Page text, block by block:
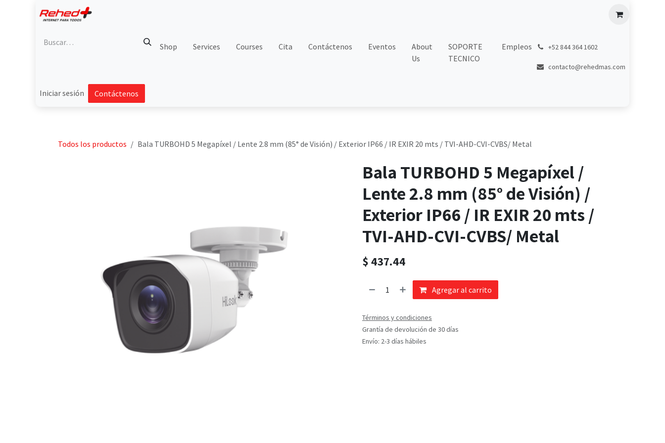
Shop Services Courses Cita Contáctenos Eventos
About
Us
SOPORTE
TECNICO
Empleos +52 844 364 1602
contacto@rehedmas.com
Iniciar sesión Contáctenos
Todos los productos Bala TURBOHD 5 Megapíxel / Lente 2.8 mm (85° de Visión) / Exterior IP66 / IR EXIR 20 mts / TVI-AHD-CVI-CVBS/ Metal
Bala TURBOHD 5 Megapíxel /
Lente 2.8 mm (85° de Visión) /
Exterior IP66 / IR EXIR 20 mts /
TVI-AHD-CVI-CVBS/ Metal
$437.44
Agregar al carrito
Términos y condiciones
Grantía de devolución de 30 días
Envío: 2-3 días hábiles